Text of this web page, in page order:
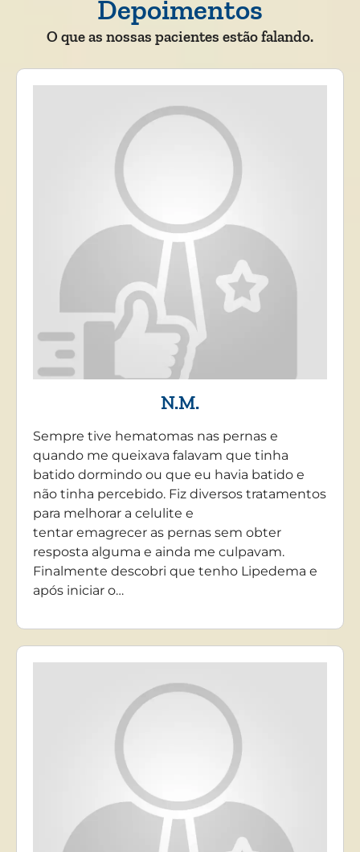
Depoimentos
O que as nossas pacientes estão falando.
N.M.
Sempre tive hematomas nas pernas e
quando me queixava falavam que tinha
batido dormindo ou que eu havia batido e
não tinha percebido. Fiz diversos tratamentos
para melhorar a celulite e
tentar emagrecer as pernas sem obter
resposta alguma e ainda me culpavam.
Finalmente descobri que tenho Lipedema e
após iniciar o…